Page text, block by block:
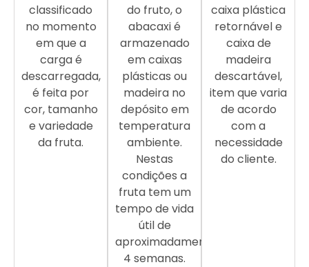
classificado
no momento
em que a
carga é
descarregada,
é feita por
cor, tamanho
e variedade
da fruta.
do fruto, o
abacaxi é
armazenado
em caixas
plásticas ou
madeira no
depósito em
temperatura
ambiente.
Nestas
condições a
fruta tem um
tempo de vida
útil de
aproximadamente
4 semanas.
caixa plástica
retornável e
caixa de
madeira
descartável,
item que varia
de acordo
com a
necessidade
do cliente.